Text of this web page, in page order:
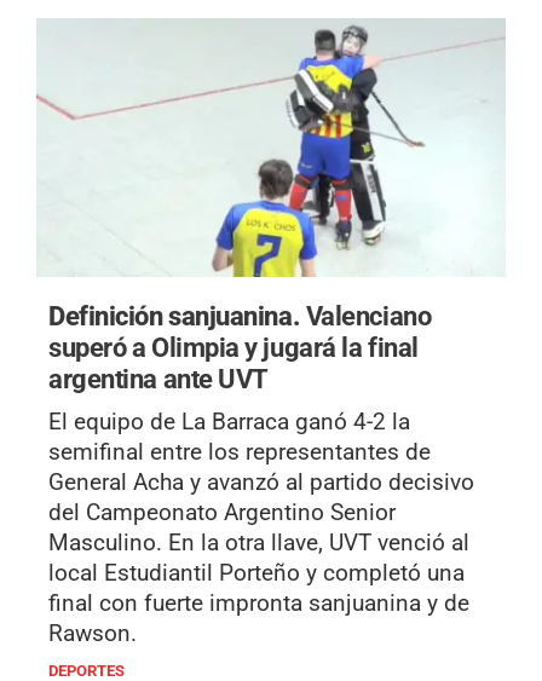
Definición sanjuanina. Valenciano
superó a Olimpia y jugará la final
argentina ante UVT
El equipo de La Barraca ganó 4-2 la
semifinal entre los representantes de
General Acha y avanzó al partido decisivo
del Campeonato Argentino Senior
Masculino. En la otra llave, UVT venció al
local Estudiantil Porteño y completó una
final con fuerte impronta sanjuanina y de
Rawson.
DEPORTES